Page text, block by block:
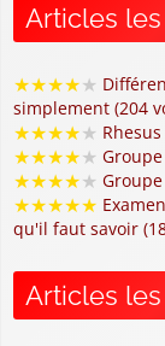
Articles
★★★★★
simplement (204
★★★★★
★★★★★
★★★★★
★★★★★
qu'il faut savoir
Articles